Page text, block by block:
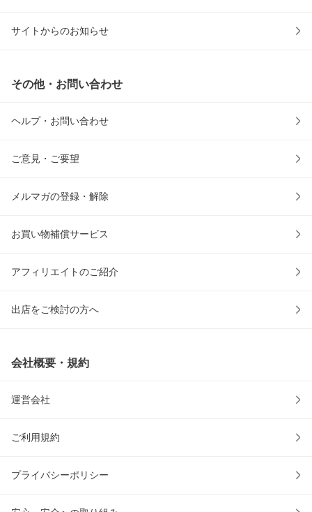
サイトからのお知らせ
その他・お問い合わせ
ヘルプ・お問い合わせ
ご意見・ご要望
メルマガの登録・解除
お買い物補償サービス
アフィリエイトのご紹介
出店をご検討の方へ
会社概要・規約
運営会社
ご利用規約
プライバシーポリシー